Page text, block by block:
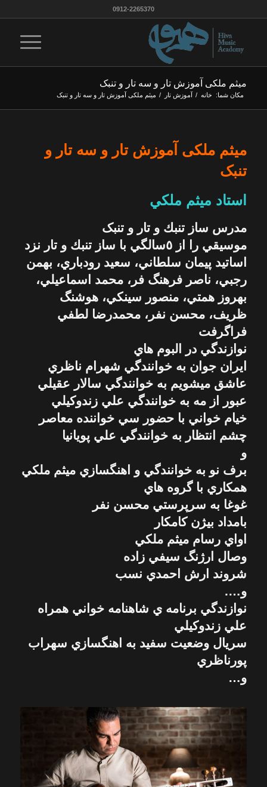
0912-2265370
میثم ملکی آموزش تار و سه تار و تنبک
مکان شما: خانه / آموزش تار / میثم ملکی آموزش تار و سه تار و تنبک
میثم ملکی آموزش تار و سه تار و
تنبک
استاد ميثم ملكي
مدرس ساز تنبك و تار و تنبک
موسيقي را از ٥سالگي با ساز تنبك و تار نزد
اساتيد پيمان سلطاني، سعيد رودباري، بهمن
رجبي، ناصر فرهنگ فر، محمد اسماعيلي،
بهروز همتي، منصور سينكي، هوشنگ
ظريف، محسن نفر، محمدرضا لطفي
فراگرفت
نوازندگي در البوم هاي
ايران جوان به خوانندگي شهرام ناظري
عاشق ميشويم به خوانندگي سالار عقيلي
عبور از مه به خوانندگي علي زندوكيلي
خيام خواني با حضور سي خواننده معاصر
چشم انتظار به خوانندگي علي پويانيا
و
برف نو به خوانندگي و اهنگسازي ميثم ملكي
همكاري با گروه هاي
غوغا به سرپرستي محسن نفر
بامداد بيژن كامكار
اواي رسام ميثم ملكي
وصال ارژنگ سيفي زاده
شروند ارش احمدي نسب
و….
نوازندگي برنامه ي شاهنامه خواني همراه
علي زندوكيلي
سريال وضعيت سفيد به اهنگسازي سهراب
پورناظري
و…